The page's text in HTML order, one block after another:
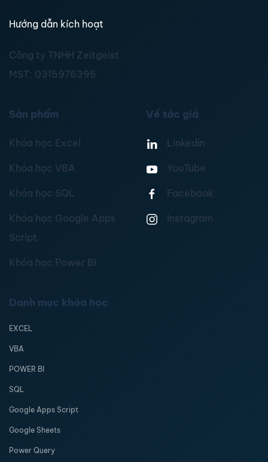
Hướng dẫn kích hoạt
Công ty TNHH Zeitgeist
MST: 0315976395
Sản phẩm
Khóa học Excel
Khóa học VBA
Khóa học SQL
Khóa học Google Apps
Script
Khóa học Power BI
Về tác giả
Linkedin
YouTube
Facebook
Instagram
Danh mục khóa học
EXCEL
VBA
POWER BI
SQL
Google Apps Script
Google Sheets
Power Query